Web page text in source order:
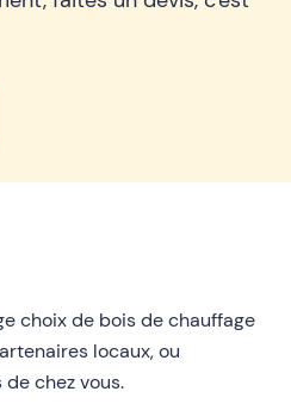
choix de bois de chauffage
locaux, ou
chez vous.